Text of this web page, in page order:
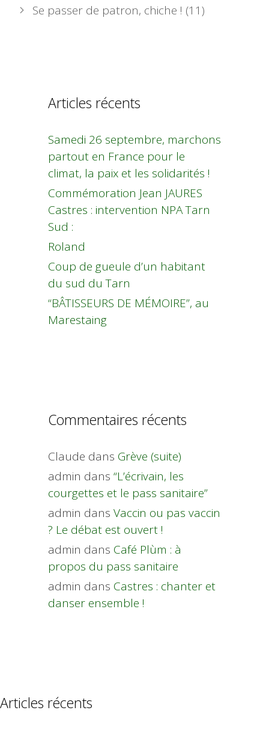
Se passer de patron, chiche ! (11)
Articles récents
Samedi 26 septembre, marchons
partout en France pour le
climat, la paix et les solidarités !
Commémoration Jean JAURES
Castres : intervention NPA Tarn
Sud :
Roland
Coup de gueule d’un habitant
du sud du Tarn
“BÂTISSEURS DE MÉMOIRE”, au
Marestaing
Commentaires récents
Claude dans Grève (suite)
admin dans “L’écrivain, les
courgettes et le pass sanitaire”
admin dans Vaccin ou pas vaccin
? Le débat est ouvert !
admin dans Café Plùm : à
propos du pass sanitaire
admin dans Castres : chanter et
danser ensemble !
Articles récents